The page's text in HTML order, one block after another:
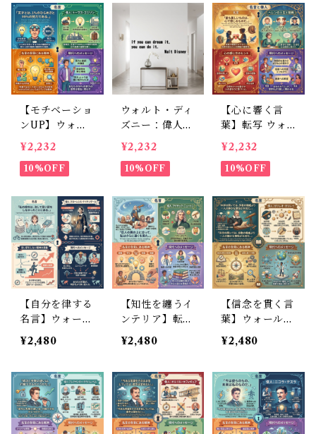
【モチベーショ
ンUP】ウォー
ルステッカー
エジソン 名言
英語 フチなし
ン 高級感 書斎
デスク 30×50c
m
¥2,232
10%OFF
ウォルト・ディ
ズニー：偉人の
名言のウォール
ステッカー 50c
m転写タイプ
ream it, you c
an do it： 夢は
実現できる 英
字 壁飾り
¥2,232
10%OFF
【心に響く言
葉】転写 ウォ
ールステッカー
ヘレンケラー
英語 名言 ペイ
模様替え ブラ
ック 30×50cm
¥2,232
10%OFF
【自分を律する
名言】ウォール
ステッカー ナ
イチンゲール
インテリア シ
ール 転写タイ
プ 病院 クリニ
ック 書斎 30×5
¥2,480
【知性を纏うイ
ンテリア】転写
式 ウォールス
テッカー ニュ
言 壁に馴染む
ペイント風 黒
30×50cm
¥2,480
【信念を貫く言
葉】ウォールス
テッカー 英語
名言 ガリレオ
イプ 高質感 モ
ノトーン 30×5
0cm
¥2,480